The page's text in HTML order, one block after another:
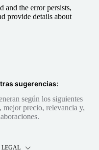
and the error persists,
provide details about
sugerencias:
según los siguientes
precio, relevancia y,
LEGAL